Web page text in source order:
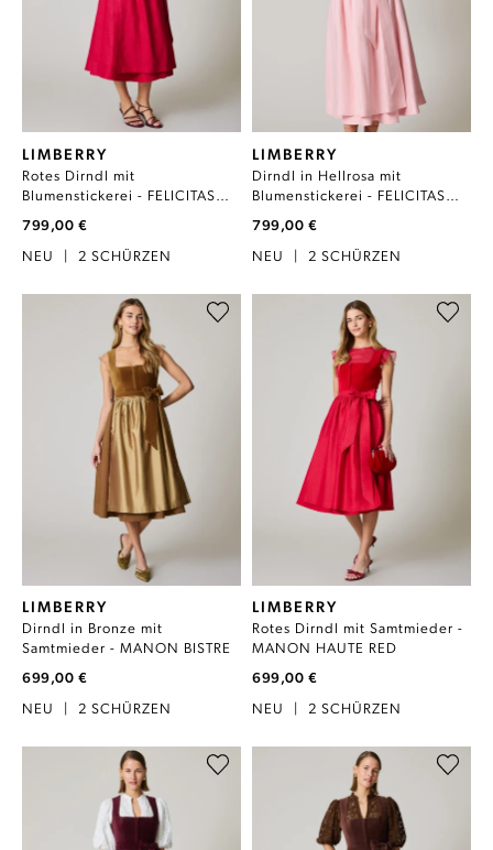
LIMBERRY
Rotes Dirndl mit
Blumenstickerei - FELICITAS
799,00 €
NEU 2 SCHÜRZEN
LIMBERRY
Dirndl in Hellrosa mit
Blumenstickerei - FELICITAS
799,00 €
NEU 2 SCHÜRZEN
LIMBERRY
Dirndl in Bronze mit
Samtmieder - MANON BISTRE
699,00 €
NEU 2 SCHÜRZEN
LIMBERRY
Rotes Dirndl mit Samtmieder -
MANON HAUTE RED
699,00 €
NEU 2 SCHÜRZEN